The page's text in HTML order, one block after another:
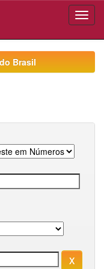
Brasil